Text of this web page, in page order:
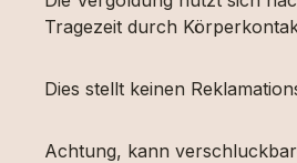
Tragezeit durch
Dies stellt keinen
Achtung, kann